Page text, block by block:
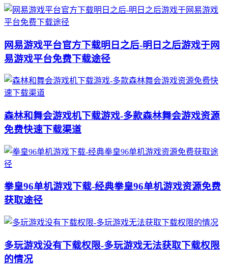
网易游戏平台官方下载明日之后-明日之后游戏于网
易游戏平台免费下载途径
森林和舞会游戏机下载游戏-多款森林舞会游戏资源
免费快速下载渠道
拳皇96单机游戏下载-经典拳皇96单机游戏资源免费
获取途径
多玩游戏没有下载权限-多玩游戏无法获取下载权限
的情况